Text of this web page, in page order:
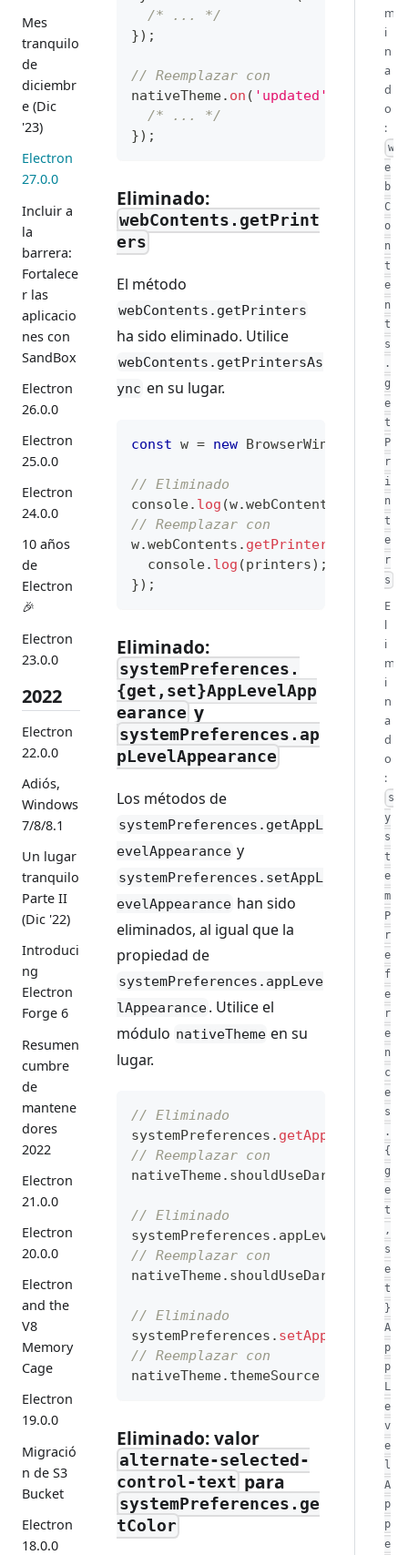
Mes
tranquilo
de
diciembr
e (Dic
'23)
Electron
27.0.0
Incluir a
la
barrera:
Fortalece
r las
aplicacio
nes con
SandBox
Electron
26.0.0
Electron
25.0.0
Electron
24.0.0
10 años
de
Electron
🎉
Electron
23.0.0
2022
Electron
22.0.0
Adiós,
Windows
7/8/8.1
Un lugar
tranquilo
Parte II
(Dic '22)
Introduci
ng
Electron
Forge 6
Resumen
cumbre
de
mantene
dores
2022
Electron
21.0.0
Electron
20.0.0
Electron
and the
V8
Memory
Cage
Electron
19.0.0
Migració
n de S3
Bucket
Electron
18.0.0
/* ... */
}) ;
// Reemplazar con
nativeTheme. on ( 'updated' =>
/* ... */
}) ;
Eliminado:
webContents.getPrint
ers
El método
webContents.getPrinters
ha sido eliminado. Utilice
webContents.getPrintersAs
ync en su lugar.
const w = new BrowserWindow
// Eliminado
console. log (w.webContents
// Reemplazar con
w.webContents . getPrintersAsync ()
console. log (printers) ;
}) ;
Eliminado:
systemPreferences.
{get,set}AppLevelApp
earancey
systemPreferences.ap
pLevelAppearance
Los métodos de
systemPreferences.getAppL
evelAppearance y
systemPreferences.setAppL
evelAppearance han sido
eliminados, al igual que la
propiedad de
systemPreferences.appLeve
lAppearance. Utilice el
módulo nativeTheme en su
lugar.
// Eliminado
systemPreferences .
// Reemplazar con
nativeTheme. shouldUseDarkColors;
// Eliminado
systemPreferences .
// Reemplazar con
nativeTheme. shouldUseDarkColors;
// Eliminado
systemPreferences .
// Reemplazar con
nativeTheme. themeSource 'dark'
Eliminado: valor
alternate-selected-
control-textpara
systemPreferences.ge
tColor
m
i
n
a
d
o
:
w
e
b
C
o
n
t
e
n
t
s
.
g
e
t
P
r
i
n
t
e
r
s
E
l
i
m
i
n
a
d
o
:
s
y
s
t
e
m
P
r
e
f
e
r
e
n
c
e
s
.
{
g
e
t
,
s
e
t
}
A
p
p
L
e
v
e
l
A
p
p
e